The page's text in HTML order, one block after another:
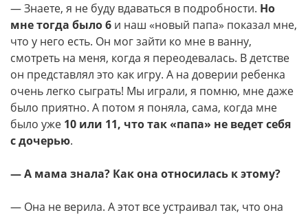
— Знаете, я не буду вдаваться в подробности. Но
мне тогда было 6 и наш «новый папа» показал мне,
что у него есть. Он мог зайти ко мне в ванну,
смотреть на меня, когда я переодевалась. В детстве
он представлял это как игру. А на доверии ребенка
очень легко сыграть! Мы играли, я помню, мне даже
было приятно. А потом я поняла, сама, когда мне
было уже 10 или 11, что так «папа» не ведет себя
с дочерью.
— А мама знала? Как она относилась к этому?
— Она не верила. А этот все устраивал так, что она